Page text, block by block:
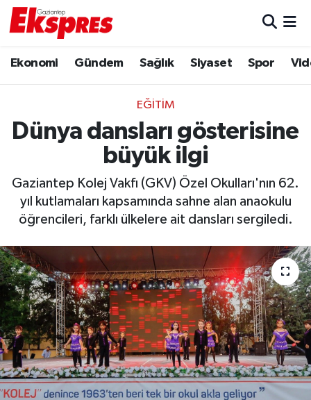
Ekonomi Gündem Sağlık Siyaset Spor
EĞITIM
Dünya dansları gösterisine
büyük ilgi
Gaziantep Kolej Vakfı (GKV) Özel Okulları'nın 62.
yıl kutlamaları kapsamında sahne alan anaokulu
öğrencileri, farklı ülkelere ait dansları sergiledi.
Ekonomi
Gaziantep son dakika
Gündem
Haberler
Kültür Sanat
Magazin
Müzik
Piyasa
Trafik Durumu
Puan Durumu ve Fikstür
Tüm Manşetler
Son Dakika Haberleri
Haber Arşivi